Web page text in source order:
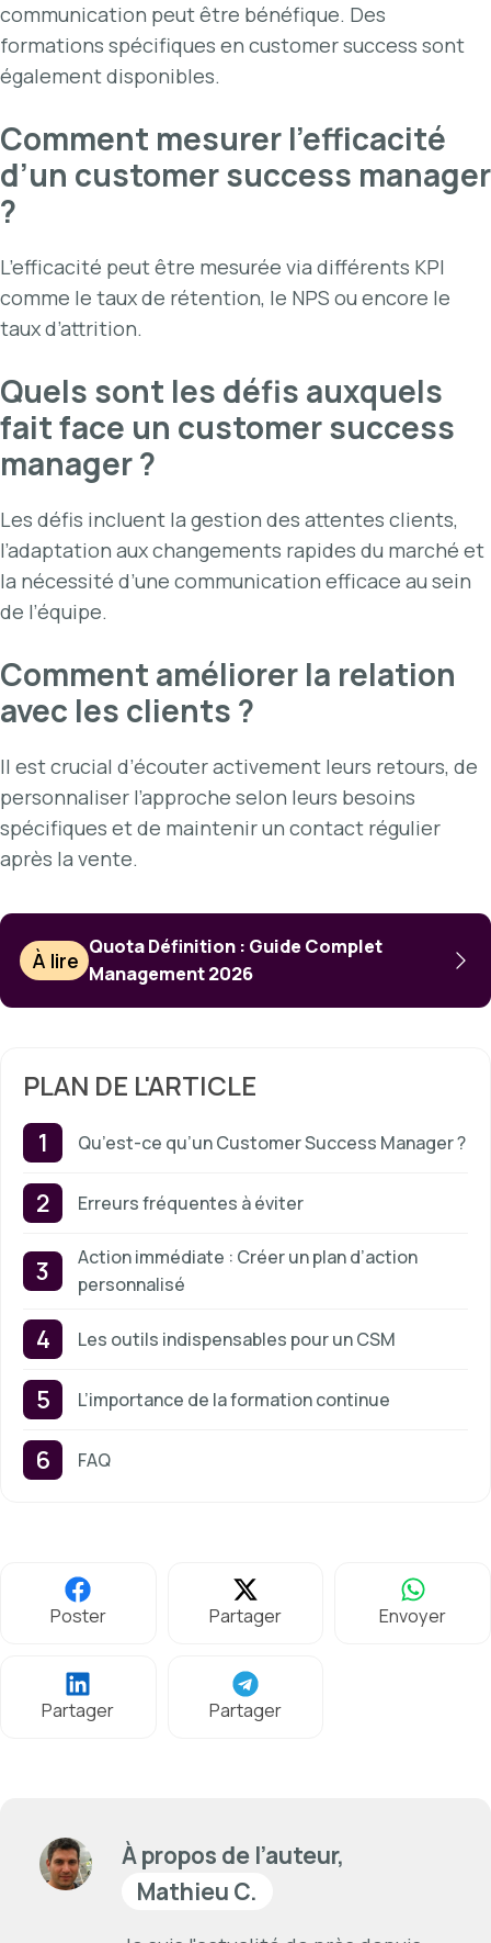
communication peut être bénéfique. Des
formations spécifiques en customer success sont
également disponibles.
Comment mesurer l’efficacité
d’un customer success manager
?
L’efficacité peut être mesurée via différents KPI
comme le taux de rétention, le NPS ou encore le
taux d’attrition.
Quels sont les défis auxquels
fait face un customer success
manager ?
Les défis incluent la gestion des attentes clients,
l’adaptation aux changements rapides du marché et
la nécessité d’une communication efficace au sein
de l’équipe.
Comment améliorer la relation
avec les clients ?
Il est crucial d’écouter activement leurs retours, de
personnaliser l’approche selon leurs besoins
spécifiques et de maintenir un contact régulier
après la vente.
À lire
Quota Définition : Guide Complet
Management 2026
PLAN DE L'ARTICLE
Qu’est-ce qu’un Customer Success Manager ?
Erreurs fréquentes à éviter
Action immédiate : Créer un plan d’action
personnalisé
Les outils indispensables pour un CSM
L’importance de la formation continue
FAQ
Poster Partager Envoyer
Partager Partager
À propos de l’auteur,
Mathieu C.